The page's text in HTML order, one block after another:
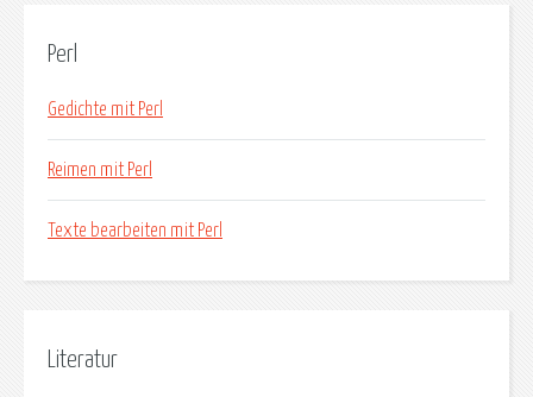
Perl
Gedichte mit Perl
Reimen mit Perl
Texte bearbeiten mit Perl
Literatur